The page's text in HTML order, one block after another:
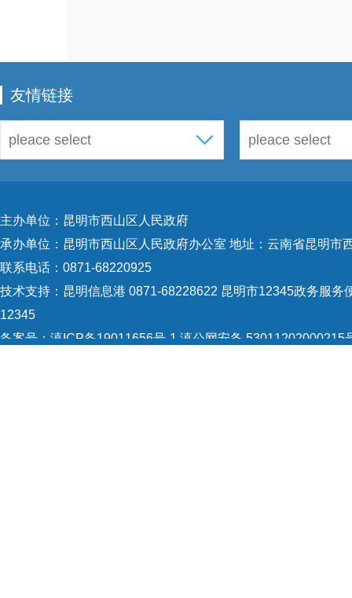
友情链接
主办单位：昆明市西山区人民政府
承办单位：昆明市西山区人民政府办公室 地址：云南省昆明市
联系电话：0871-68220925
技术支持： 昆明信息港 0871-68228622 昆明市12345政务服务
12345
备案号： 滇ICP备19011656号-1 滇公网安备 53011202000215